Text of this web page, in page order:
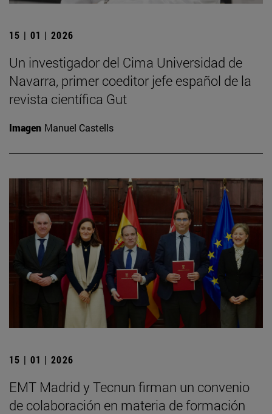
15 | 01 | 2026
Un investigador del Cima Universidad de
Navarra, primer coeditor jefe español de la
revista científica Gut
Imagen Manuel Castells
15 | 01 | 2026
EMT Madrid y Tecnun firman un convenio
de colaboración en materia de formación